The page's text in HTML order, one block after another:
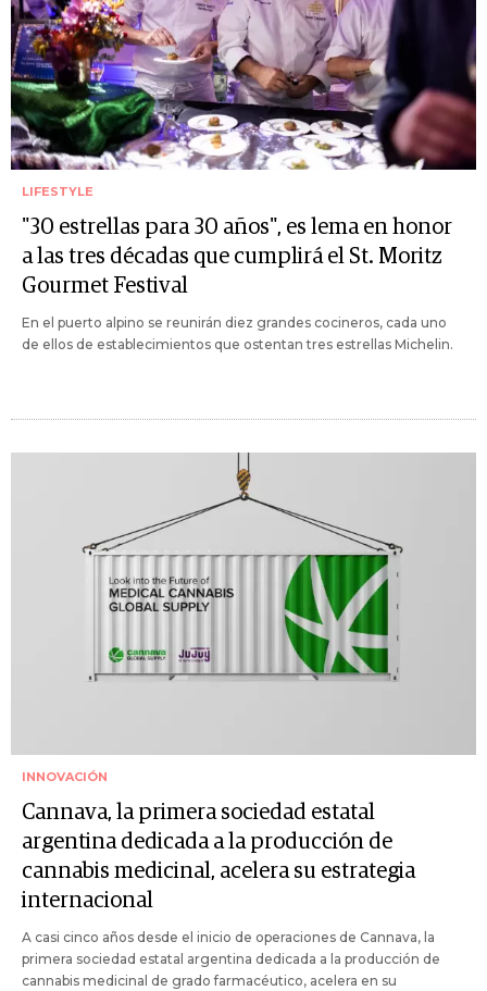
LIFESTYLE
"30 estrellas para 30 años", es lema en honor
a las tres décadas que cumplirá el St. Moritz
Gourmet Festival
En el puerto alpino se reunirán diez grandes cocineros, cada uno
de ellos de establecimientos que ostentan tres estrellas Michelin.
INNOVACIÓN
Cannava, la primera sociedad estatal
argentina dedicada a la producción de
cannabis medicinal, acelera su estrategia
internacional
A casi cinco años desde el inicio de operaciones de Cannava, la
primera sociedad estatal argentina dedicada a la producción de
cannabis medicinal de grado farmacéutico, acelera en su